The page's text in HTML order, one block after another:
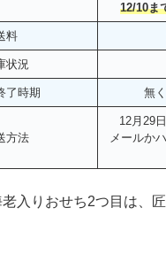
12/10ま
料
状況
了時期 無
方法
12月29
メールか
入りおせち2つ目は、匠